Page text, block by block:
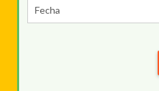
Fecha